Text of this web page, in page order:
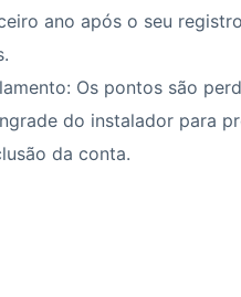
ano após o seu
Os pontos são
do instalador para
da conta.